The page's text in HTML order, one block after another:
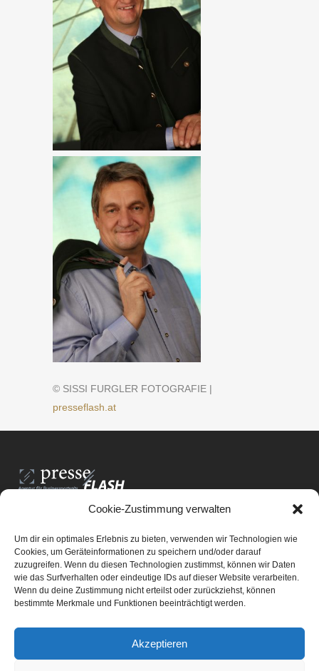
Cookie-Zustimmung verwalten
Um dir ein optimales Erlebnis zu bieten, verwenden wir Technologien wie
Cookies, um Geräteinformationen zu speichern und/oder darauf
zuzugreifen. Wenn du diesen Technologien zustimmst, können wir Daten
wie das Surfverhalten oder eindeutige IDs auf dieser Website verarbeiten.
Wenn du deine Zustimmung nicht erteilst oder zurückziehst, können
bestimmte Merkmale und Funktionen beeinträchtigt werden.
Akzeptieren
© SISSI FURGLER FOTOGRAFIE |
presseflash.at
PresseFlash e.U.
8061 St. Radegund bei Graz
E-Mail-Adresse:office@presseflash.at
UID-Nr. ATU 69512805